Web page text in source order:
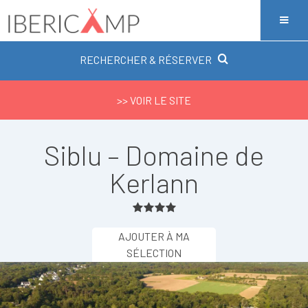
RECHERCHER & RÉSERVER
>> VOIR LE SITE
Siblu – Domaine de
Kerlann
AJOUTER À MA
SÉLECTION